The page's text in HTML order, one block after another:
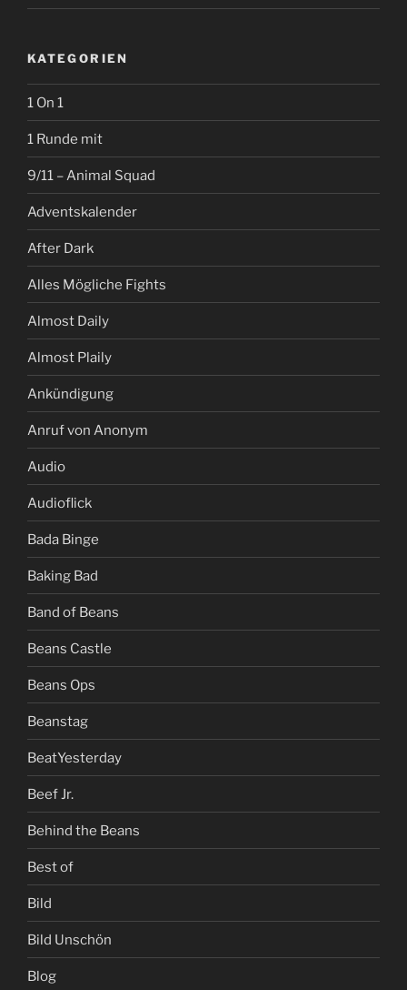
KATEGORIEN
1 On 1
1 Runde mit
9/11 – Animal Squad
Adventskalender
After Dark
Alles Mögliche Fights
Almost Daily
Almost Plaily
Ankündigung
Anruf von Anonym
Audio
Audioflick
Bada Binge
Baking Bad
Band of Beans
Beans Castle
Beans Ops
Beanstag
BeatYesterday
Beef Jr.
Behind the Beans
Best of
Bild
Bild Unschön
Blog